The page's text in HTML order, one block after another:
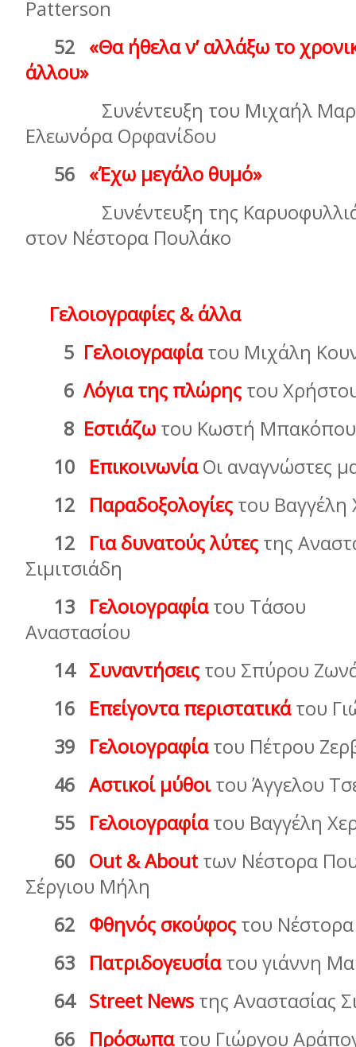
Patterson
52 «Θα ήθελα ν’ αλλάξω το
άλλου»
Συνέντευξη του Μιχαήλ
Ελεωνόρα Ορφανίδου
56 «Έχω µεγάλο θυµό»
Συνέντευξη της
στον Νέστορα Πουλάκο
Γελοιογραφίες & άλλα
5 Γελοιογραφία του Μιχάλη
6 Λόγια της πλώρης του
8 Εστιάζω του Κωστή
10 Επικοινωνία Οι αναγνώστες
12 Παραδοξολογίες του Βαγγέλη
12 Για δυνατούς λύτες της
Σιµιτσιάδη
13 Γελοιογραφία του Τάσου
Αναστασίου
14 Συναντήσεις του Σπύρου
16 Επείγοντα περιστατικάτου
39 Γελοιογραφία του Πέτρου
46 Aστικοί µύθοιτου Άγγελου
55 Γελοιογραφία του Βαγγέλη
60 Out & About των Νέστορα
Σέργιου Μήλη
62 Φθηνός σκούφος του
63 Πατριδογευσία του γιάννη
64 Street News της Αναστασίας
66 Πρόσωπα του Γιώργου